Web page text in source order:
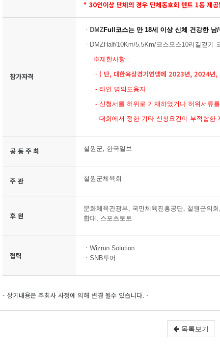
* 30인이상 단체의 경우 단체동호회 텐트 1동 제
참가자격
ㆍ DMZFull코스는 만 18세 이상 신체 건강한 남
ㆍDMZHalf/10Km/5.5Km/코스모스10리길 걷기
※제한사항 :
- ( 단, 대한육상경기연맹에 2023년, 2024년,
- 타인 명의도용자
- 신청서를 허위로 기재하였거나 허위서류
- 대회에서 정한 기타 신청요건이 부적합한
공 동 주 최 철원군, 한국일보
주 관 철원군체육회
후 원
문화체육관광부, 국민체육진흥공단, 철원군의
합대, 스포츠토토
협력
ㆍWizrun Solution
ㆍSNB투어
- 상기내용은 주최사 사정에 의해 변경 될수 있습니다. -
목록보기